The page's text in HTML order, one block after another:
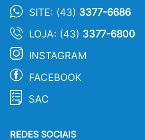
SITE: (43) 3377-6686
LOJA: (43) 3377-6800
INSTAGRAM
FACEBOOK
SAC
REDES SOCIAIS